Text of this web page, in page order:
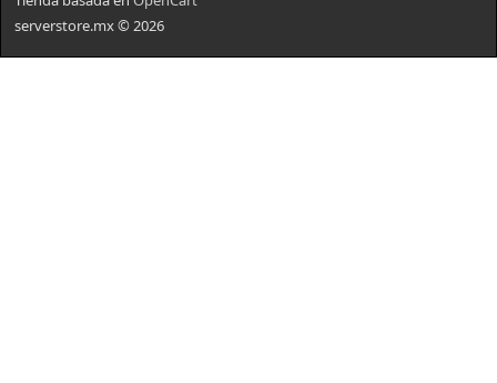
serverstore.mx © 2026